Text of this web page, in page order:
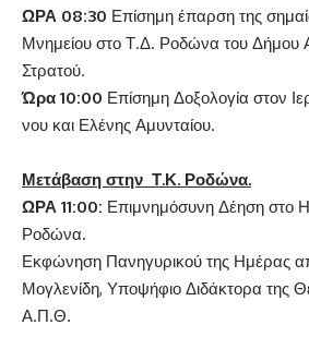
ΩΡΑ 08:30 Επίσημη έπαρση της
Μνημείου στο Τ.Δ. Ροδώνα του Δήμου
Στρατού.
Ώρα 10:00 Επίσημη Δοξολογία στον
νου και Ελένης Αμυνταίου.
Μετάβαση στην Τ.Κ. Ροδώνα.
ΩΡΑ 11:00: Επιμνημόσυνη Δέηση στο
Ροδώνα.
Εκφώνηση Πανηγυρικού της Ημέρας
Μογλενίδη, Υποψήφιο Διδάκτορα της
Α.Π.Θ.